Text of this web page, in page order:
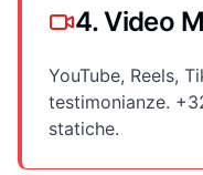
4. Video
YouTube, Reels,
testimonianze.
statiche.